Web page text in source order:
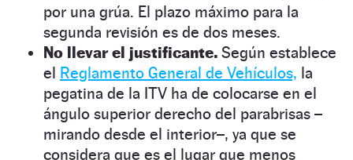
por una grúa. El plazo máximo para la
segunda revisión es de dos meses.
No llevar el justificante. Según establece
el Reglamento General de Vehículos, la
pegatina de la ITV ha de colocarse en el
ángulo superior derecho del parabrisas –
mirando desde el interior–, ya que se
considera que es el lugar que menos